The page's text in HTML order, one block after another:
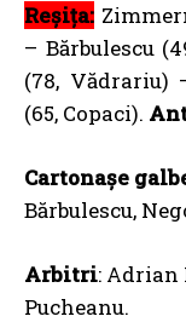
Reșița:
– Bărbulescu
(78, Vădrariu)
(65, Copaci).
Cartonașe
Bărbulescu,
Arbitri: Adrian
Pucheanu.